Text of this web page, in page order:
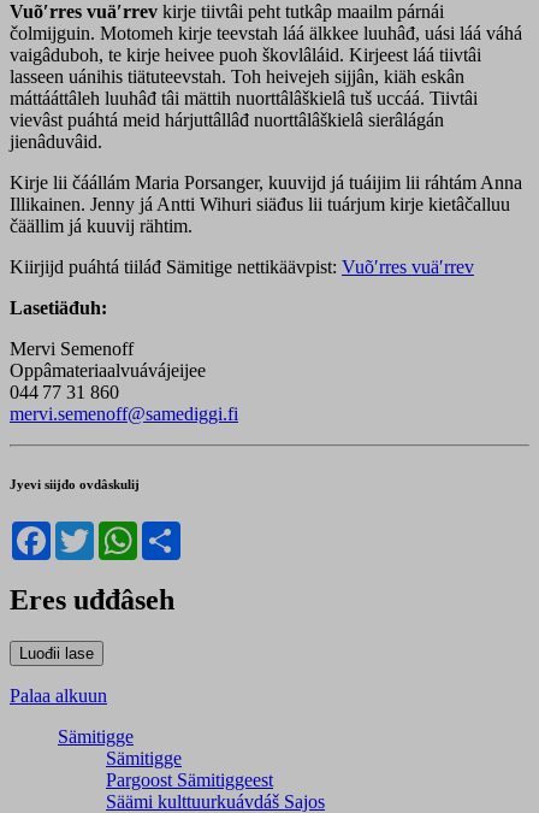
Vuõʹrres vuäʹrrev kirje tiivtâi peht tutkâp maailm párnái
čolmijguin. Motomeh kirje teevstah láá älkkee luuhâđ, uási láá váhá
vaigâduboh, te kirje heivee puoh škovlâláid. Kirjeest láá tiivtâi
lasseen uánihis tiätuteevstah. Toh heivejeh sijjân, kiäh eskân
máttááttâleh luuhâđ tâi mättih nuorttâlâškielâ tuš uccáá. Tiivtâi
vievâst puáhtá meid hárjuttâllâđ nuorttâlâškielâ sierâlágán
jienâduvâid.
Kirje lii čáállám Maria Porsanger, kuuvijd já tuáijim lii ráhtám Anna
Illikainen. Jenny já Antti Wihuri siäđus lii tuárjum kirje kietâčalluu
čäällim já kuuvij rähtim.
Kiirjijd puáhtá tiiláđ Sämitige nettikäävpist: Vuõʹrres vuäʹrrev
Lasetiäđuh:
Mervi Semenoff
Oppâmateriaalvuávájeijee
044 77 31 860
mervi.semenoff@samediggi.fi
Jyevi siijđo ovdâskulij
Facebook
TwitterWhatsApp
Eres uđđâseh
Palaa alkuun
Sämitigge
Sämitigge
Pargoost Sämitiggeest
Säämi kulttuurkuávdáš Sajos